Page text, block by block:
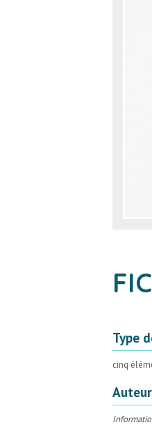
Type
cinq